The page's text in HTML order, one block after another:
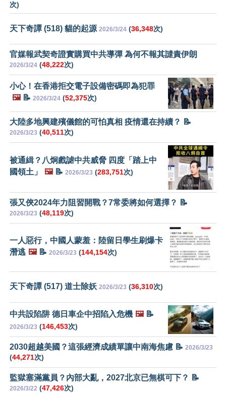
次)
天下奇譚 (518) 貓的起源 2026/3/24 (36,348次)
官媒報武契奇證實購買中共導彈 為何不報其譴責伊朗
2026/3/24 (48,222次)
小心！在香港拒交電子設備密碼即為犯罪
🖼️📝 2026/3/24 (52,375次)
大陸多地興建殯儀館的可怕真相 疫情還在持續？ 📝
2026/3/23 (40,511次)
被通緝？八炯戲謔中共威脅 四度「踏上中
國領土」
🖼️📝 2026/3/23 (283,751次)
張又俠2024年力阻習開戰？7常委將如何選擇？ 📝
2026/3/23 (48,119次)
一人惡行，中國人蒙羞：陸留日學生刷爆卡
潛逃 🖼️📝 2026/3/23 (144,154次)
天下奇譚 (517) 道士除妖 2026/3/23 (36,310次)
中共設陷阱 德日車企中招陷入危機 🖼️📝
2026/3/23 (146,453次)
2030超越美國？這張經濟成績單讓中南海焦慮 📝 2026/3/23
(44,271次)
監獄塞滿黨員？內部大亂，2027北京已無棋可下？ 📝
2026/3/22 (47,426次)